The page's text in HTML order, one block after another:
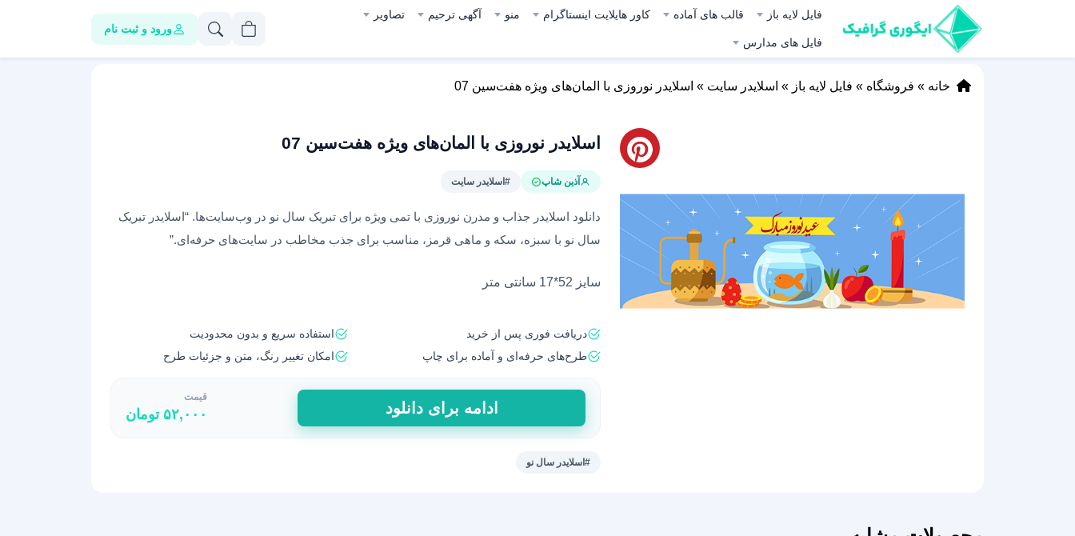
فایل لایه باز قالب های آماده کاور هایلایت اینستاگرام منو آگهی ترحیم تصاویر
فایل های مدارس
ورود و ثبت نام
خانه » فروشگاه » فایل لایه باز » اسلایدر سایت » اسلایدر نوروزی با المان‌های ویژه هفت‌سین 07
اسلایدر نوروزی با المان‌های ویژه هفت‌سین 07
آذین شاپ #اسلایدر سایت
دانلود اسلایدر جذاب و مدرن نوروزی با تمی ویژه برای تبریک سال نو در وب‌سایت‌ها. “اسلایدر تبریک
سال نو با سبزه، سکه و ماهی قرمز، مناسب برای جذب مخاطب در سایت‌های حرفه‌ای.”
سایز 52*17 سانتی متر
دریافت فوری پس از خرید
استفاده سریع و بدون محدودیت
طرح‌های حرفه‌ای و آماده برای چاپ
امکان تغییر رنگ، متن و جزئیات طرح
اسلایدر
نوروزی
با
المان‌های
ادامه برای دانلود
قیمت
۵۲,۰۰۰ تومان
#اسلایدر سال نو